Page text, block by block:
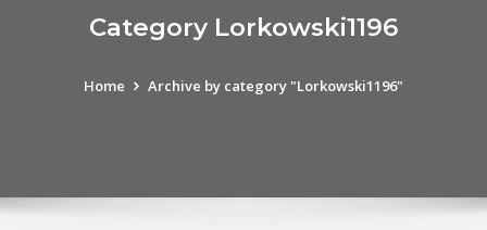
Category Lorkowski1196
Home Archive by category "Lorkowski1196"